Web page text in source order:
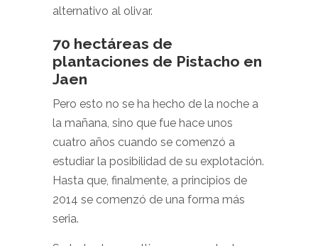
alternativo al olivar.
70 hectáreas de
plantaciones de Pistacho en
Jaen
Pero esto no se ha hecho de la noche a
la mañana, sino que fue hace unos
cuatro años cuando se comenzó a
estudiar la posibilidad de su explotación.
Hasta que, finalmente, a principios de
2014 se comenzó de una forma más
seria.